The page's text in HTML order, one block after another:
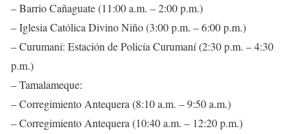
– Barrio Cañaguate (11:00 a.m. – 2:00 p.m.)
– Iglesia Católica Divino Niño (3:00 p.m. – 6:00 p.m.)
– Curumaní: Estación de Policía Curumaní (2:30 p.m. – 4:30
p.m.)
– Tamalameque:
– Corregimiento Antequera (8:10 a.m. – 9:50 a.m.)
– Corregimiento Antequera (10:40 a.m. – 12:20 p.m.)